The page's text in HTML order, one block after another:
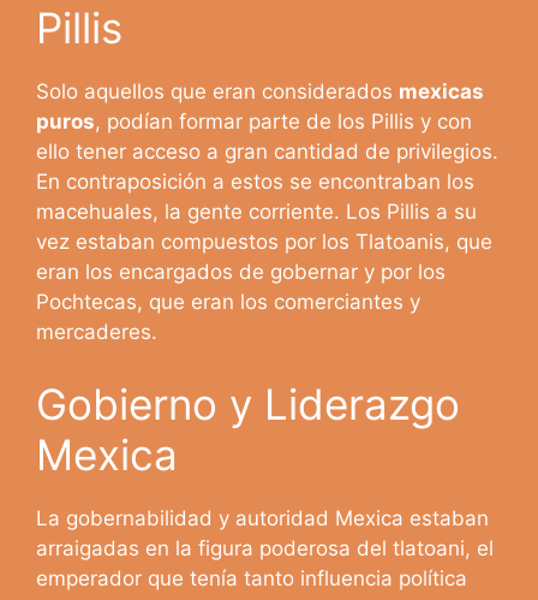
Pillis
Solo aquellos que eran considerados mexicas
puros, podían formar parte de los Pillis y con
ello tener acceso a gran cantidad de privilegios.
En contraposición a estos se encontraban los
macehuales, la gente corriente. Los Pillis a su
vez estaban compuestos por los Tlatoanis, que
eran los encargados de gobernar y por los
Pochtecas, que eran los comerciantes y
mercaderes.
Gobierno y Liderazgo
Mexica
La gobernabilidad y autoridad Mexica estaban
arraigadas en la figura poderosa del tlatoani, el
emperador que tenía tanto influencia política